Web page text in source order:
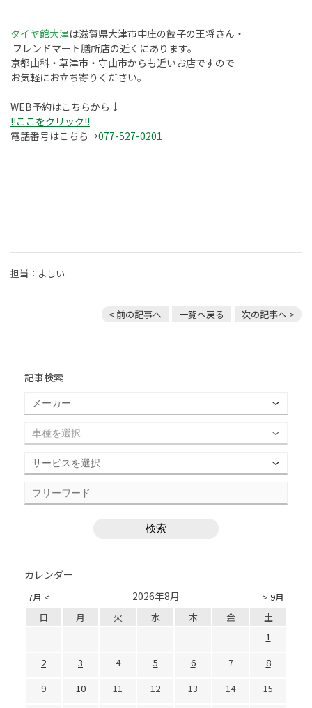
タイヤ館大津は滋賀県大津市中庄の餃子の王将さん・
フレンドマート膳所店の近くにあります。
京都山科・草津市・守山市からも近いお店ですので
お気軽にお立ち寄りください。
WEB予約はこちらから↓
!!ここをクリック!!
電話番号はこちら→077-527-0201
担当：よしい
< 前の記事へ 一覧へ戻る 次の記事へ >
記事検索
カレンダー
7月 < > 9月
2026年8月
日 月 火 水 木 金
土
1
2
3 4 5 6 7
8
9
10 11 12 13 14
15